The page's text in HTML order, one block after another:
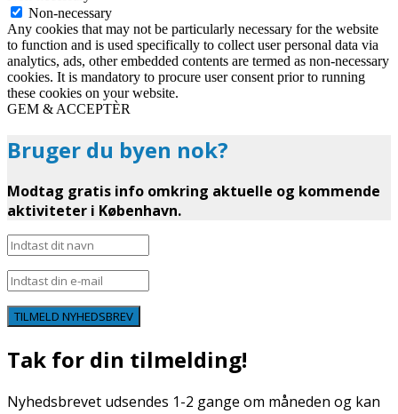
Non-necessary
Any cookies that may not be particularly necessary for the website
to function and is used specifically to collect user personal data via
analytics, ads, other embedded contents are termed as non-necessary
cookies. It is mandatory to procure user consent prior to running
these cookies on your website.
GEM & ACCEPTÈR
Bruger du byen nok?
Modtag gratis info omkring aktuelle og kommende
aktiviteter i København.
TILMELD NYHEDSBREV
Tak for din tilmelding!
Nyhedsbrevet udsendes 1-2 gange om måneden og kan